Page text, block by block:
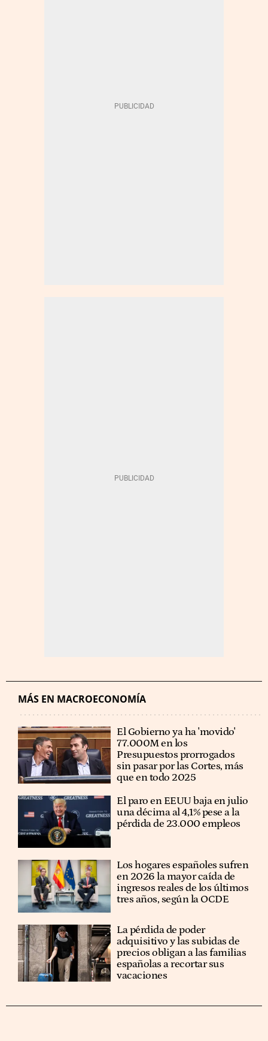
MÁS EN MACROECONOMÍA
El Gobierno ya ha 'movido'
77.000M en los
Presupuestos prorrogados
sin pasar por las Cortes, más
que en todo 2025
El paro en EEUU baja en julio
una décima al 4,1% pese a la
pérdida de 23.000 empleos
Los hogares españoles sufren
en 2026 la mayor caída de
ingresos reales de los últimos
tres años, según la OCDE
La pérdida de poder
adquisitivo y las subidas de
precios obligan a las familias
españolas a recortar sus
vacaciones